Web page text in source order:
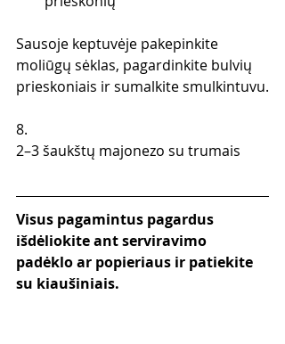
Sausoje keptuvėje pakepinkite
moliūgų sėklas, pagardinkite bulvių
prieskoniais ir sumalkite smulkintuvu.
8.
2–3 šaukštų majonezo su trumais
Visus pagamintus pagardus
išdėliokite ant serviravimo
padėklo ar popieriaus ir patiekite
su kiaušiniais.